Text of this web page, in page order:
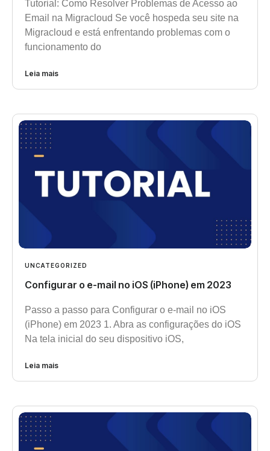
Tutorial: Como Resolver Problemas de Acesso ao
Email na Migracloud Se você hospeda seu site na
Migracloud e está enfrentando problemas com o
funcionamento do
Leia mais
UNCATEGORIZED
Configurar o e-mail no iOS (iPhone) em 2023
Passo a passo para Configurar o e-mail no iOS
(iPhone) em 2023 1. Abra as configurações do iOS
Na tela inicial do seu dispositivo iOS,
Leia mais